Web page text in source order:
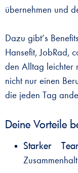
übernehmen und
Dazu gibt’s
Hansefit, JobRad,
den Alltag leichter
nicht nur einen
die jeden Tag
Deine Vorteile
Starker